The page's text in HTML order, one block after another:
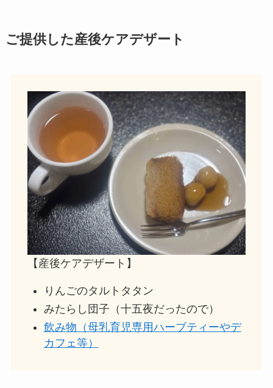
ご提供した産後ケアデザート
【産後ケアデザート】
りんごのタルトタタン
みたらし団子（十五夜だったので）
飲み物（母乳育児専用ハーブティーやデ
カフェ等）